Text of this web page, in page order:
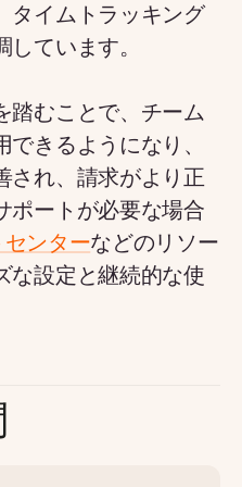
タイムトラッキング
ています。
踏むことで、チーム
きるようになり、
され、請求がより正
ポートが必要な場合
ンターなどのリソー
な設定と継続的な使